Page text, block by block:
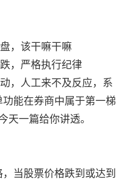
，该干嘛干嘛
，严格执行纪律
，人工来不及反应，系
能在券商中属于第一梯
天一篇给你讲透。
当股票价格跌到或达到